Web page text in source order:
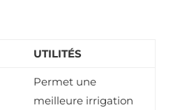
UTILITÉS
Permet une
meilleure irrigation